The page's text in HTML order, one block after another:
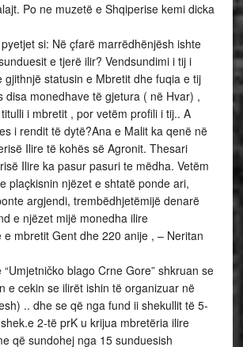
Po ne muzetë e Shqiperise kemi dicka
si: Në çfarë marrëdhënjësh ishte
e tjerë ilir? Vendsundimi i tij i
gjithnjë statusin e Mbretit dhe fuqia e tij
disa monedhave të gjetura ( në Hvar) ,
i mbretit , por vetëm profili i tij.. A
i rendit të dytë?Ana e Malit ka qenë në
Ilire të kohës së Agronit. Thesari
Ilire ka pasur pasuri te mëdha. Vetëm
plaçkisnin njëzet e shtatë ponde ari,
argjendi, trembëdhjetëmijë denarë
e njëzet mijë monedha ilire
mbretit Gent dhe 220 anije , – Neritan
blago Crne Gore” shkruan se
e cekin se ilirët ishin të organizuar në
.. dhe se që nga fund ii shekullit të 5-
2-të prK u krijua mbretëria ilire
që sundohej nga 15 sunduesish